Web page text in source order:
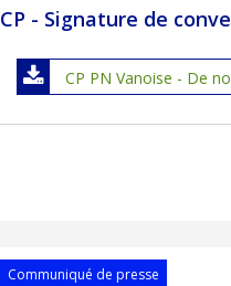
CP - Signature de
CP PN Vanoise - De
Communiqué de presse